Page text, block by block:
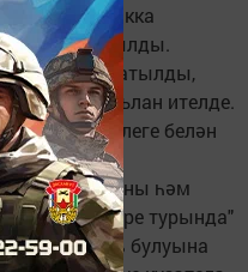
җаваплылыкка
эше кузгатылды.
96 эш кузгатылды,
кисәтү игълан ителде.
җи-наятьчелеге белән
хокук бозуны һәм
нигезләре турында"
контроль булуына